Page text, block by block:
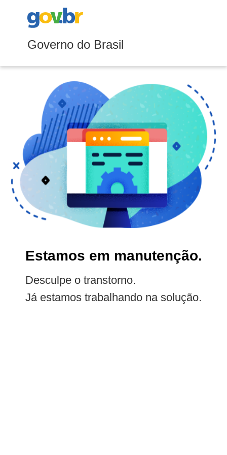
Governo do Brasil
Estamos em manutenção.
Desculpe o transtorno.
Já estamos trabalhando na solução.